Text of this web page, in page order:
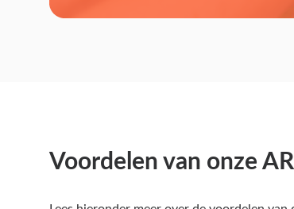
Voordelen van onze